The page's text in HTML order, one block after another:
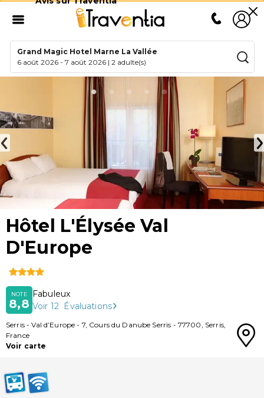
Grand Magic Hotel Marne La Vallée
6 août 2026 -7 août 2026 |2 adulte(s)
Hôtel L'Élysée Val
D'Europe
NOTE
8,8
Fabuleux
Voir 12 Évaluations
Serris-Val d’Europe - 7, Cours du Danube Serris - 77700, Serris,
France
Voir carte